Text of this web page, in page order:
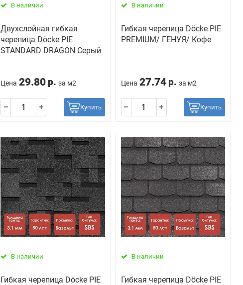
В наличии
Двухслойная гибкая
черепица Döcke PIE
STANDARD DRAGON Серый
Цена 29.80 р. за м2
Купить
В наличии
Гибкая черепица Döcke PIE
PREMIUM/ ГЕНУЯ/ Кофе
Цена 27.74 р. за м2
Купить
В наличии
Гибкая черепица Döcke PIE
В наличии
Гибкая черепица Döcke PIE